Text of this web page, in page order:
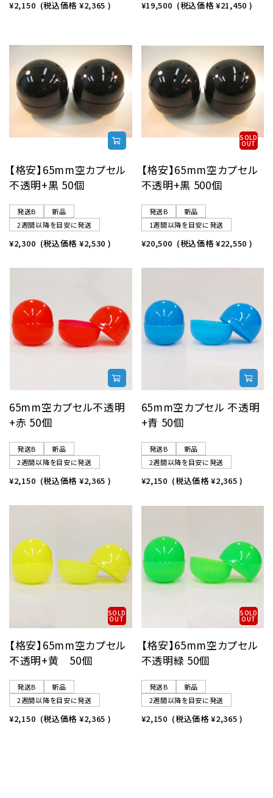
¥2,150 (税込価格 ¥2,365 ) ¥19,500 (税込価格¥21,450 )
【格安】65mm空カプセル
不透明+黒 50個
発送B
新品
2週間以降を目安に発送
¥2,300 (税込価格 ¥2,530 )
SOLD
OUT
【格安】65mm空カプセル
不透明+黒 500個
発送B
新品
1週間以降を目安に発送
¥20,500 (税込価格¥22,550 )
65mm空カプセル不透明
+赤 50個
発送B
新品
2週間以降を目安に発送
¥2,150 (税込価格 ¥2,365 )
65mm空カプセル 不透明
+青 50個
発送B
新品
2週間以降を目安に発送
¥2,150 (税込価格¥2,365 )
SOLD
OUT
【格安】65mm空カプセル
不透明+黄 50個
発送B
新品
2週間以降を目安に発送
¥2,150 (税込価格 ¥2,365 )
SOLD
OUT
【格安】65mm空カプセル
不透明緑 50個
発送B
新品
2週間以降を目安に発送
¥2,150 (税込価格¥2,365 )